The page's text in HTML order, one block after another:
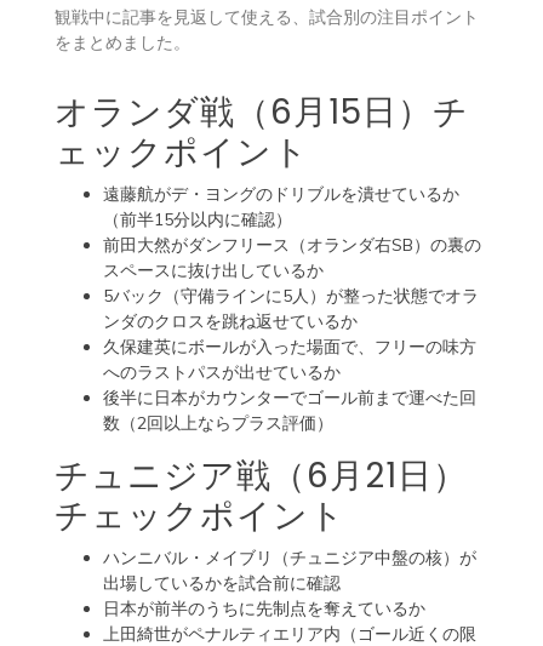
観戦中に記事を見返して使える、試合別の注目ポイント
をまとめました。
オランダ戦（6月15日）チ
ェックポイント
遠藤航がデ・ヨングのドリブルを潰せているか
（前半15分以内に確認）
前田大然がダンフリース（オランダ右SB）の裏の
スペースに抜け出しているか
5バック（守備ラインに5人）が整った状態でオラ
ンダのクロスを跳ね返せているか
久保建英にボールが入った場面で、フリーの味方
へのラストパスが出せているか
後半に日本がカウンターでゴール前まで運べた回
数（2回以上ならプラス評価）
チュニジア戦（6月21日）
チェックポイント
ハンニバル・メイブリ（チュニジア中盤の核）が
出場しているかを試合前に確認
日本が前半のうちに先制点を奪えているか
上田綺世がペナルティエリア内（ゴール近くの限